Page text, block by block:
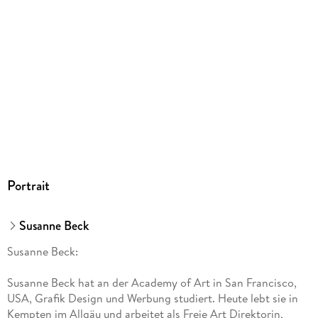
Portrait
Susanne Beck
Susanne Beck:
Susanne Beck hat an der Academy of Art in San Francisco,
USA, Grafik Design und Werbung studiert. Heute lebt sie in
Kempten im Allgäu und arbeitet als Freie Art Direktorin,